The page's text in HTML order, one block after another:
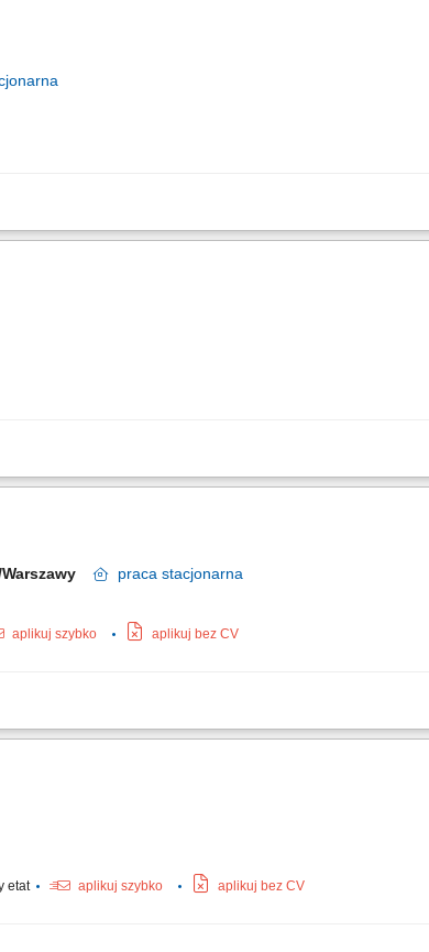
i doświadczenie pod opieką opiekuna wdrożenia oraz zespołu,
Zarządzanie kalendarzem oraz bieżącą obsługą korespondencji
Warszawy praca stacjonarna
aplikuj szybko aplikuj bez CV
Telefoniczne wsparcie techniczne dla klientów, serwisantów i
etat aplikuj szybko aplikuj bez CV